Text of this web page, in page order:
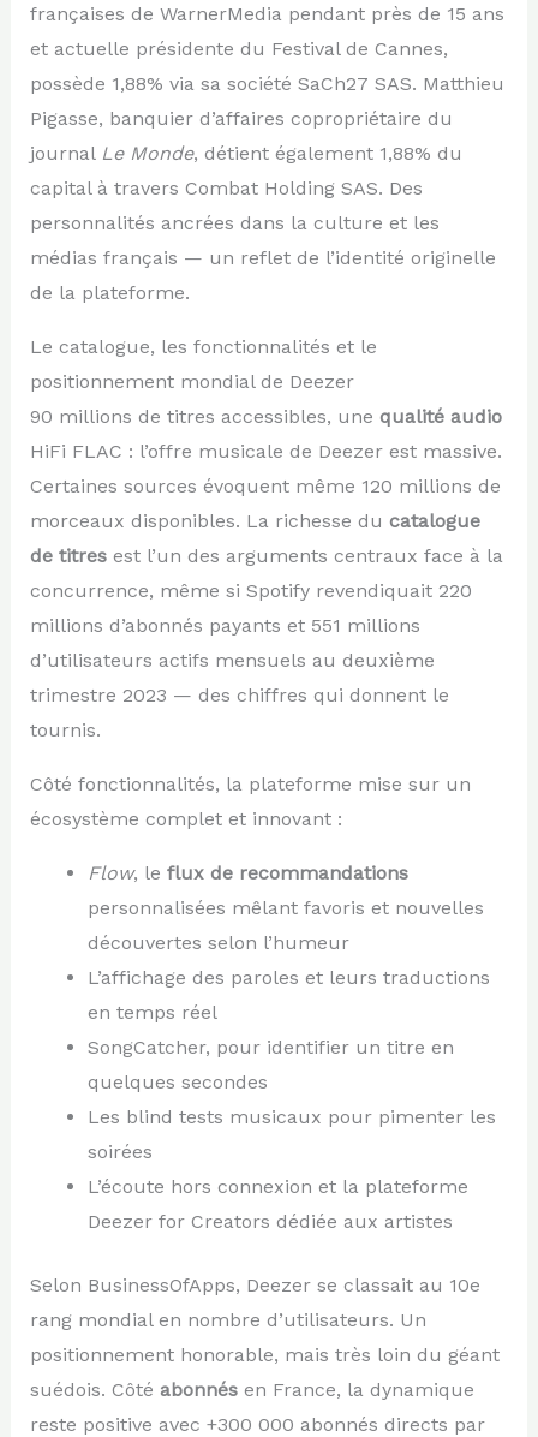
françaises de WarnerMedia pendant près de 15 ans
et actuelle présidente du Festival de Cannes,
possède 1,88% via sa société SaCh27 SAS. Matthieu
Pigasse, banquier d’affaires copropriétaire du
journal Le Monde, détient également 1,88% du
capital à travers Combat Holding SAS. Des
personnalités ancrées dans la culture et les
médias français — un reflet de l’identité originelle
de la plateforme.
Le catalogue, les fonctionnalités et le
positionnement mondial de Deezer
90 millions de titres accessibles, une qualité audio
HiFi FLAC : l’offre musicale de Deezer est massive.
Certaines sources évoquent même 120 millions de
morceaux disponibles. La richesse du catalogue
de titresest l’un des arguments centraux face à la
concurrence, même si Spotify revendiquait 220
millions d’abonnés payants et 551 millions
d’utilisateurs actifs mensuels au deuxième
trimestre 2023 — des chiffres qui donnent le
tournis.
Côté fonctionnalités, la plateforme mise sur un
écosystème complet et innovant :
Flow, le flux de recommandations
personnalisées mêlant favoris et nouvelles
découvertes selon l’humeur
L’affichage des paroles et leurs traductions
en temps réel
SongCatcher, pour identifier un titre en
quelques secondes
Les blind tests musicaux pour pimenter les
soirées
L’écoute hors connexion et la plateforme
Deezer for Creators dédiée aux artistes
Selon BusinessOfApps, Deezer se classait au 10e
rang mondial en nombre d’utilisateurs. Un
positionnement honorable, mais très loin du géant
suédois. Côté abonnésen France, la dynamique
reste positive avec +300 000 abonnés directs par